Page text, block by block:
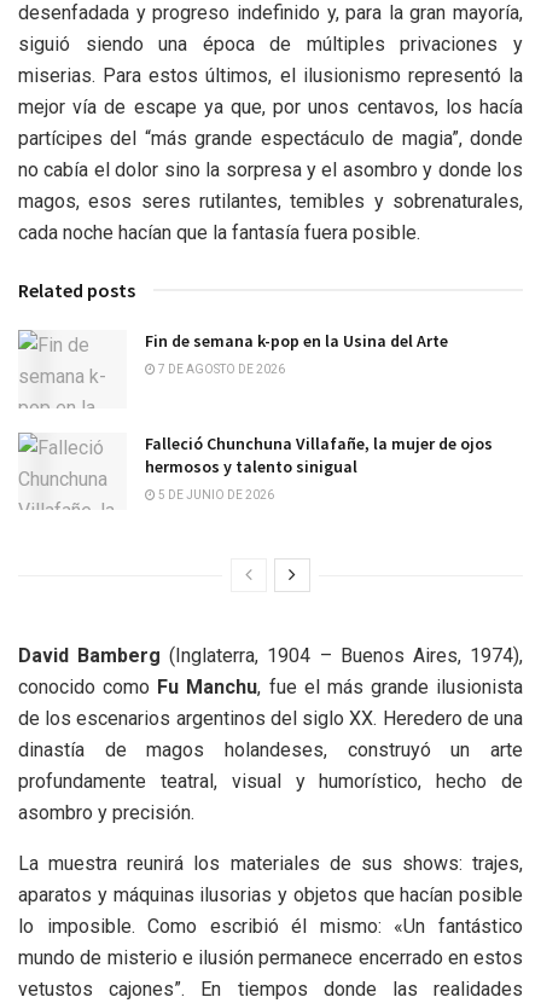
desenfadada y progreso indefinido y, para la gran mayoría,
siguió siendo una época de múltiples privaciones y
miserias. Para estos últimos, el ilusionismo representó la
mejor vía de escape ya que, por unos centavos, los hacía
partícipes del “más grande espectáculo de magia”, donde
no cabía el dolor sino la sorpresa y el asombro y donde los
magos, esos seres rutilantes, temibles y sobrenaturales,
cada noche hacían que la fantasía fuera posible.
Related posts
Fin de semana k-pop en la Usina del Arte
7 DE AGOSTO DE 2026
Falleció Chunchuna Villafañe, la mujer de ojos
hermosos y talento sinigual
5 DE JUNIO DE 2026
David Bamberg(Inglaterra, 1904 – Buenos Aires, 1974),
conocido como Fu Manchu, fue el más grande ilusionista
de los escenarios argentinos del siglo XX. Heredero de una
dinastía de magos holandeses, construyó un arte
profundamente teatral, visual y humorístico, hecho de
asombro y precisión.
La muestra reunirá los materiales de sus shows: trajes,
aparatos y máquinas ilusorias y objetos que hacían posible
lo imposible. Como escribió él mismo: «Un fantástico
mundo de misterio e ilusión permanece encerrado en estos
vetustos cajones”. En tiempos donde las realidades